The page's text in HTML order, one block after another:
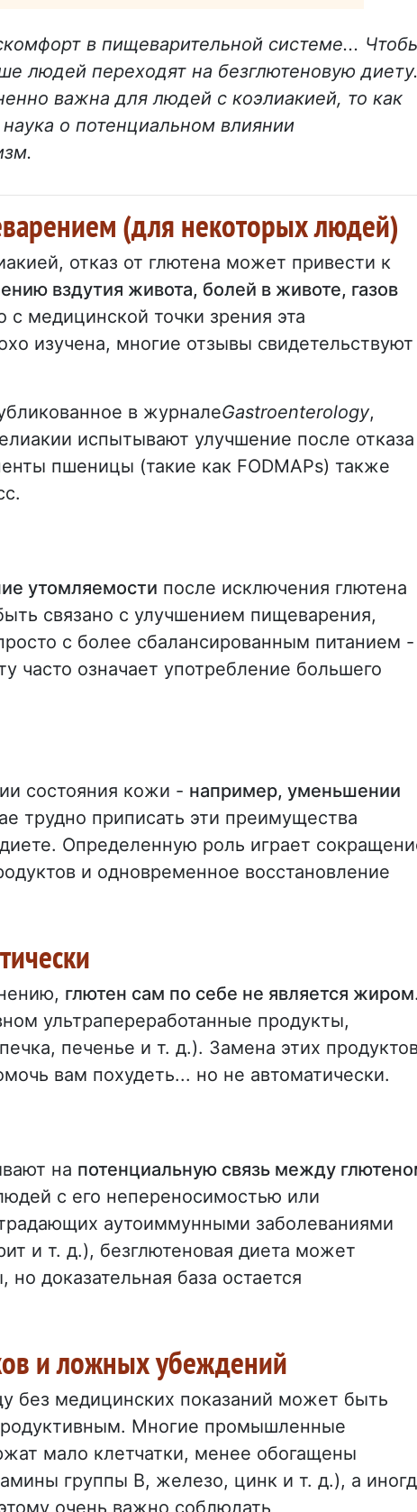
в пищеварительной системе...
людей переходят на безглютеновую
важна для людей с коэлиакией, то как
о потенциальном влиянии
(для некоторых людей)
отказ от глютена может привести к
вздутия живота, болей в животе, газов
с медицинской точки зрения эта
изучена, многие отзывы свидетельствуют
в журналеGastroenterology,
испытывают улучшение после отказа
пшеницы (такие как FODMAPs) также
утомляемости после исключения глютена
связано с улучшением пищеварения,
с более сбалансированным питанием -
часто означает употребление большего
состояния кожи - например, уменьшении
трудно приписать эти преимущества
Определенную роль играет
и одновременное восстановление
глютен сам по себе не является жиром
ультрапереработанные продукты,
печенье и т. д.). Замена этих
вам похудеть... но не автоматически.
на потенциальную связь между
с его непереносимостью или
аутоиммунными заболеваниями
и т. д.), безглютеновая диета может
доказательная база остается
и ложных убеждений
без медицинских показаний может быть
Многие промышленные
мало клетчатки, менее обогащены
группы В, железо, цинк и т. д.), а
очень важно соблюдать